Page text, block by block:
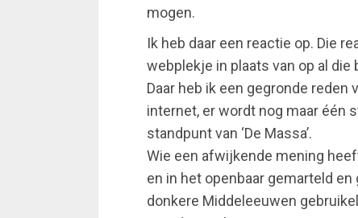
mogen.
Ik heb daar een reactie op. Die
webplekje in plaats van op al
Daar heb ik een gegronde reden
internet, er wordt nog maar één
standpunt van ‘De Massa’.
Wie een afwijkende mening
en in het openbaar gemarteld
donkere Middeleeuwen